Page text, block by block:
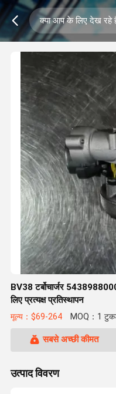
BV38 टर्बोचार्जर
लिए प्रत्यक्ष प्रतिस्थापन
मूल्य：$69-264 MOQ：1
सबसे अच्छी कीमत
उत्पाद विवरण